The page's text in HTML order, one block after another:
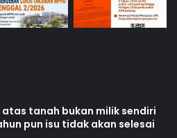
tanah bukan milik sendiri
pun isu tidak akan selesai